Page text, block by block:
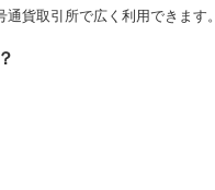
貨取引所で広く利用できます。